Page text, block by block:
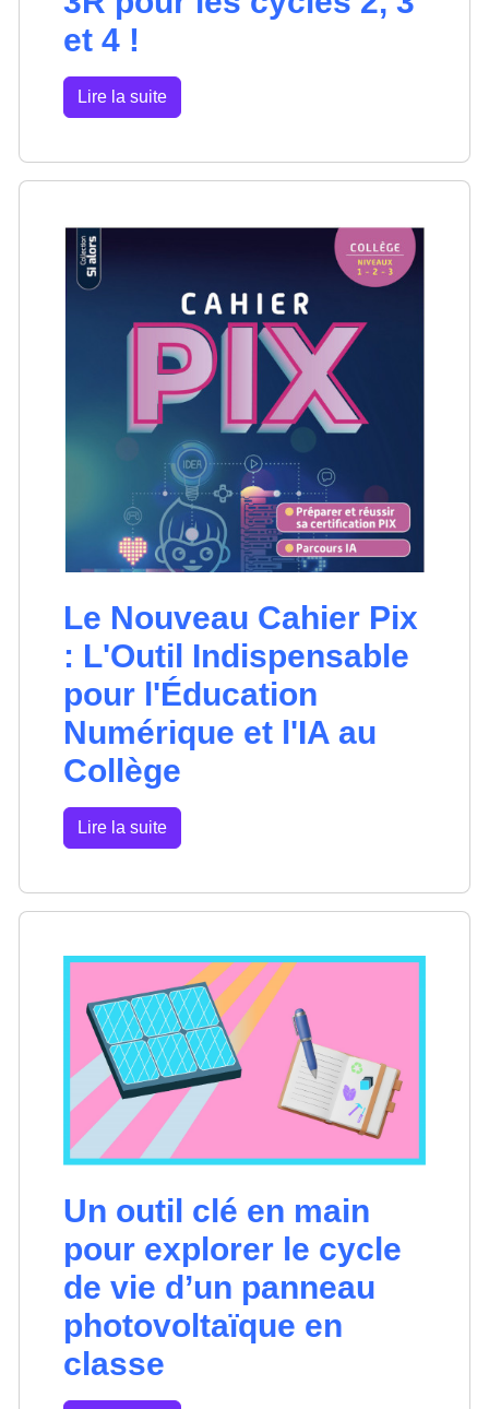
et 4 !
Lire la suite
Le Nouveau Cahier Pix
: L'Outil Indispensable
pour l'Éducation
Numérique et l'IA au
Collège
Lire la suite
Un outil clé en main
pour explorer le cycle
de vie d’un panneau
photovoltaïque en
classe